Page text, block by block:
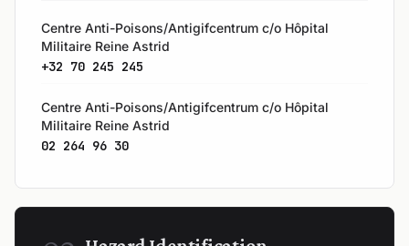
Centre Anti-Poisons/Antigifcentrum c/o Hôpital
Militaire Reine Astrid
+32 70 245 245
Centre Anti-Poisons/Antigifcentrum c/o Hôpital
Militaire Reine Astrid
02 264 96 30